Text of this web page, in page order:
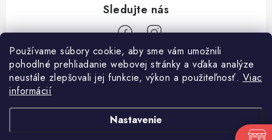
Používame súbory cookie, aby sme vám umožnili
pohodlné prehliadanie webovej stránky a vďaka analýze
neustále zlepšovali jej funkcie, výkon a použiteľnosť. Viac
informácií
Nastavenie
Informácie pre vás